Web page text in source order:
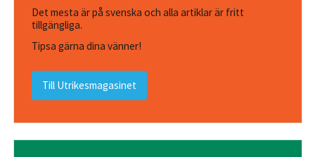
Det mesta är på svenska och alla artiklar är fritt
tillgängliga.
Tipsa gärna dina vänner!
Till Utrikesmagasinet